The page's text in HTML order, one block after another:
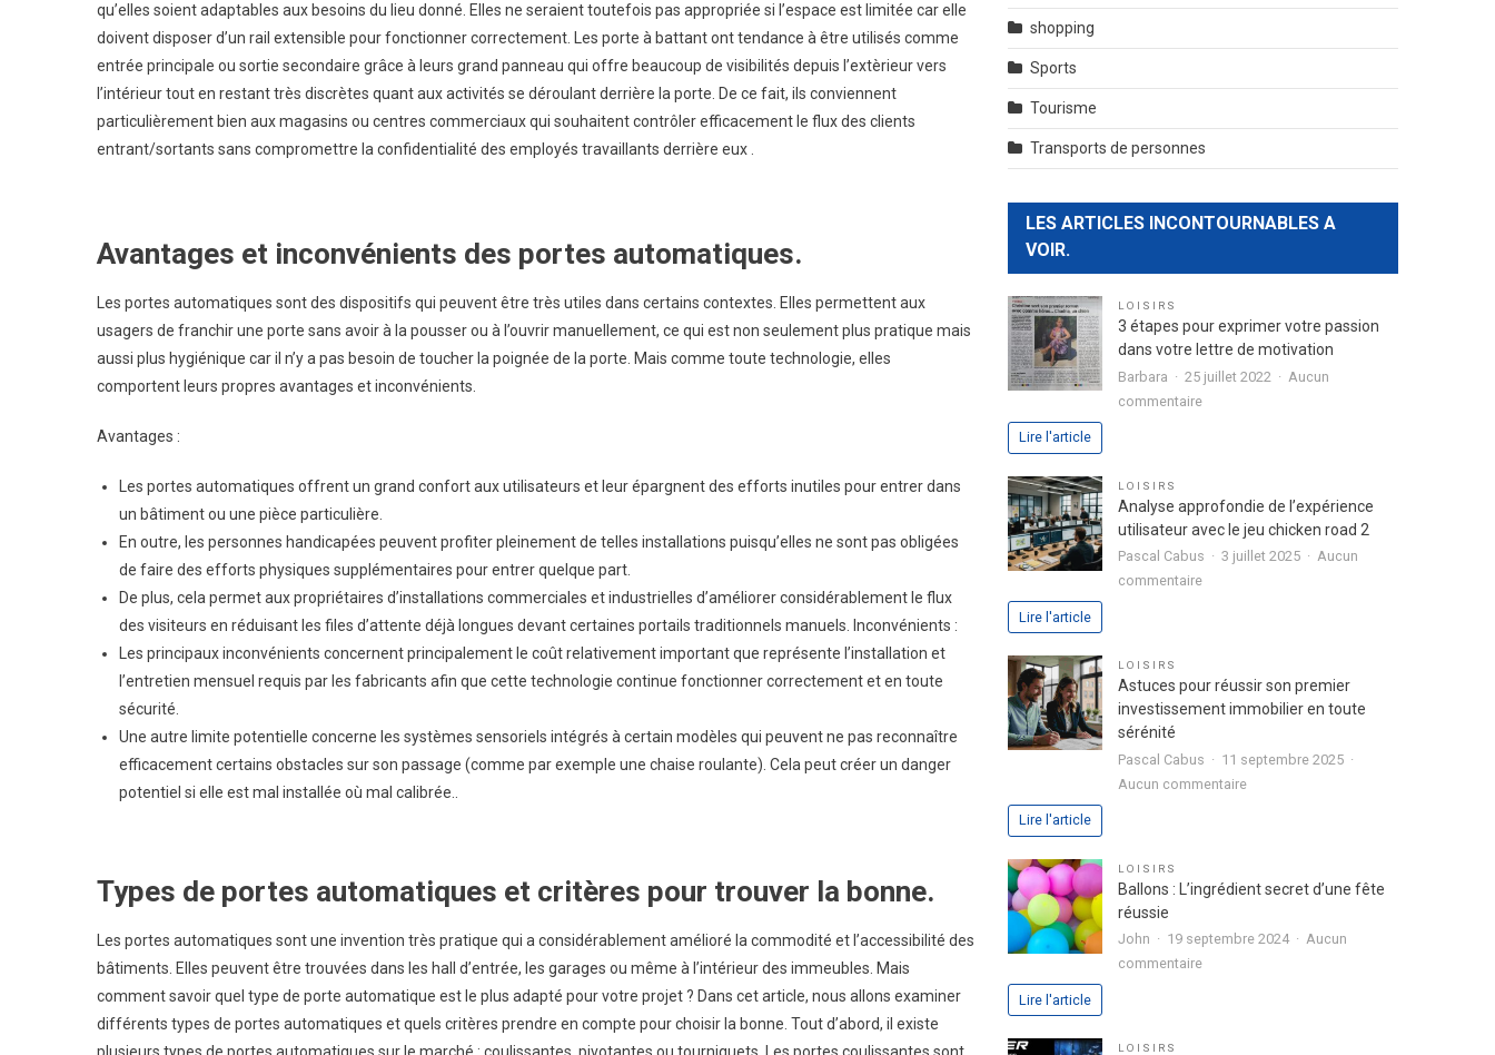
qu’elles soient adaptables aux besoins du lieu donné. Elles ne seraient toutefois pas appropriée si l’espace est limitée car elle
doivent disposer d’un rail extensible pour fonctionner correctement. Les porte à battant ont tendance à être utilisés comme
entrée principale ou sortie secondaire grâce à leurs grand panneau qui offre beaucoup de visibilités depuis l’extèrieur vers
l’intérieur tout en restant très discrètes quant aux activités se déroulant derrière la porte. De ce fait, ils conviennent
particulièrement bien aux magasins ou centres commerciaux qui souhaitent contrôler efficacement le flux des clients
entrant/sortants sans compromettre la confidentialité des employés travaillants derrière eux .
Avantages et inconvénients des portes automatiques.
Les portes automatiques sont des dispositifs qui peuvent être très utiles dans certains contextes. Elles permettent aux
usagers de franchir une porte sans avoir à la pousser ou à l’ouvrir manuellement, ce qui est non seulement plus pratique mais
aussi plus hygiénique car il n’y a pas besoin de toucher la poignée de la porte. Mais comme toute technologie, elles
comportent leurs propres avantages et inconvénients.
Avantages :
Les portes automatiques offrent un grand confort aux utilisateurs et leur épargnent des efforts inutiles pour entrer dans
un bâtiment ou une pièce particulière.
En outre, les personnes handicapées peuvent profiter pleinement de telles installations puisqu’elles ne sont pas obligées
de faire des efforts physiques supplémentaires pour entrer quelque part.
De plus, cela permet aux propriétaires d’installations commerciales et industrielles d’améliorer considérablement le flux
des visiteurs en réduisant les files d’attente déjà longues devant certaines portails traditionnels manuels. Inconvénients :
Les principaux inconvénients concernent principalement le coût relativement important que représente l’installation et
l’entretien mensuel requis par les fabricants afin que cette technologie continue fonctionner correctement et en toute
sécurité.
Une autre limite potentielle concerne les systèmes sensoriels intégrés à certain modèles qui peuvent ne pas reconnaître
efficacement certains obstacles sur son passage (comme par exemple une chaise roulante). Cela peut créer un danger
potentiel si elle est mal installée où mal calibrée..
Types de portes automatiques et critères pour trouver la bonne.
Les portes automatiques sont une invention très pratique qui a considérablement amélioré la commodité et l’accessibilité des
bâtiments. Elles peuvent être trouvées dans les hall d’entrée, les garages ou même à l’intérieur des immeubles. Mais
comment savoir quel type de porte automatique est le plus adapté pour votre projet ? Dans cet article, nous allons examiner
différents types de portes automatiques et quels critères prendre en compte pour choisir la bonne. Tout d’abord, il existe
shopping
Sports
Tourisme
Transports de personnes
LES ARTICLES INCONTOURNABLES A
VOIR.
LOISIRS
3 étapes pour exprimer votre passion
dans votre lettre de motivation
Barbara 25 juillet 2022
Aucun
commentairesur
exprimer
votre
passion
Lire l'article
LOISIRS
Analyse approfondie de l’expérience
utilisateur avec le jeu chicken road 2
Pascal Cabus 3 juillet 2025
Aucun
commentairesur
l’expérience
utilisateur
Lire l'article
LOISIRS
Astuces pour réussir son premier
investissement immobilier en toute
sérénité
Pascal Cabus
11 septembre 2025
Aucun commentairesur
son
Lire l'article
LOISIRS
Ballons : L’ingrédient secret d’une fête
réussie
John 19 septembre 2024
Aucun
commentairesur
Lire l'article
LOISIRS